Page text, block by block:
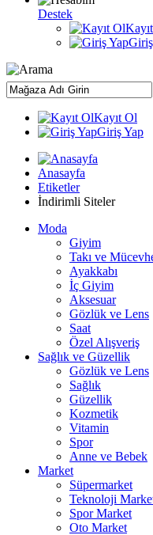
Destek
Kayıt Ol
Giriş Yap
Anasayfa
Etiketler
İndirimli Siteler
Moda
Giyim
Takı ve
Ayakkabı
İç Giyim
Aksesuar
Gözlük ve Lens
Saat
Özel Alışveriş
Sağlık ve Güzellik
Gözlük ve Lens
Sağlık
Güzellik
Kozmetik
Vitamin
Spor
Anne ve Bebek
Market
Süpermarket
Teknoloji
Spor Market
Oto Market